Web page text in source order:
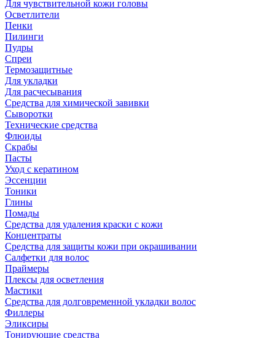
Для чувствительной кожи головы
Осветлители
Пенки
Пилинги
Пудры
Спреи
Термозащитные
Для укладки
Для расчесывания
Средства для химической завивки
Сыворотки
Технические средства
Флюиды
Скрабы
Пасты
Уход с кератином
Эссенции
Тоники
Глины
Помады
Средства для удаления краски с кожи
Концентраты
Средства для защиты кожи при окрашивании
Салфетки для волос
Праймеры
Плексы для осветления
Мастики
Средства для долговременной укладки волос
Филлеры
Эликсиры
Тонирующие средства